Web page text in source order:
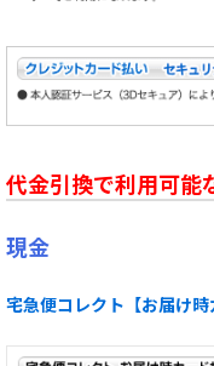
代金引換で利用可能
現金
宅急便コレクト【お届け時